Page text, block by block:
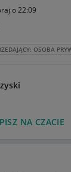
o 22:09
OSOBA
NA CZACIE